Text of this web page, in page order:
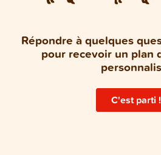
Répondre à quelques
pour recevoir un plan
C'est parti !